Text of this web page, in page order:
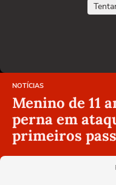
NOTÍCIAS
Menino de 11
perna em
primeiros